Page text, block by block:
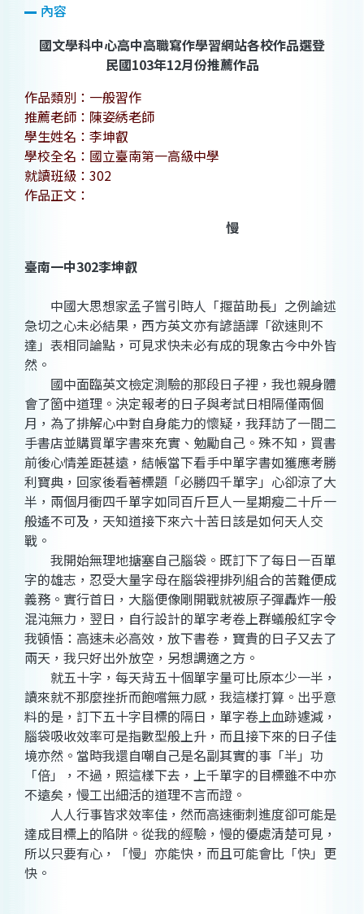
內容
國文學科中心高中高職寫作學習網站各校作品選登
民國103年12月份推薦作品
作品類別：一般習作
推薦老師：陳姿綉老師
學生姓名：李坤叡
學校全名：國立臺南第一高級中學
就讀班級：302
作品正文：
慢
臺南一中302李坤叡
中國大思想家孟子嘗引時人「揠苗助長」之例論述
急切之心未必結果，西方英文亦有諺語譯「欲速則不
達」表相同論點，可見求快未必有成的現象古今中外皆
然。
國中面臨英文檢定測驗的那段日子裡，我也親身體
會了箇中道理。決定報考的日子與考試日相隔僅兩個
月，為了排解心中對自身能力的懷疑，我拜訪了一間二
手書店並購買單字書來充實、勉勵自己。殊不知，買書
前後心情差距甚遠，結帳當下看手中單字書如獲應考勝
利寶典，回家後看著標題「必勝四千單字」心卻涼了大
半，兩個月衝四千單字如同百斤巨人一星期瘦二十斤一
般遙不可及，天知道接下來六十苦日該是如何天人交
戰。
我開始無理地搪塞自己腦袋。既訂下了每日一百單
字的雄志，忍受大量字母在腦袋裡排列組合的苦難便成
義務。實行首日，大腦便像剛開戰就被原子彈轟炸一般
混沌無力，翌日，自行設計的單字考卷上群蟻般紅字令
我頓悟：高速未必高效，放下書卷，寶貴的日子又去了
兩天，我只好出外放空，另想調適之方。
就五十字，每天背五十個單字量可比原本少一半，
讀來就不那麼挫折而飽嚐無力感，我這樣打算。出乎意
料的是，訂下五十字目標的隔日，單字卷上血跡遽減，
腦袋吸收效率可是指數型般上升，而且接下來的日子佳
境亦然。當時我還自嘲自己是名副其實的事「半」功
「倍」，不過，照這樣下去，上千單字的目標雖不中亦
不遠矣，慢工出細活的道理不言而證。
人人行事皆求效率佳，然而高速衝刺進度卻可能是
達成目標上的陷阱。從我的經驗，慢的優處清楚可見，
所以只要有心，「慢」亦能快，而且可能會比「快」更
快。